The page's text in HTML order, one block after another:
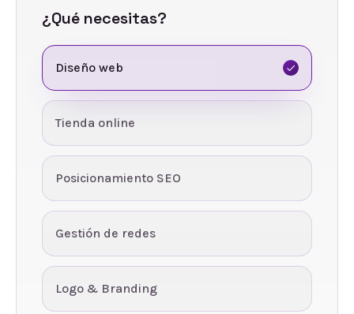
¿Qué necesitas?
Diseño web
Tienda online
Posicionamiento SEO
Gestión de redes
Logo & Branding